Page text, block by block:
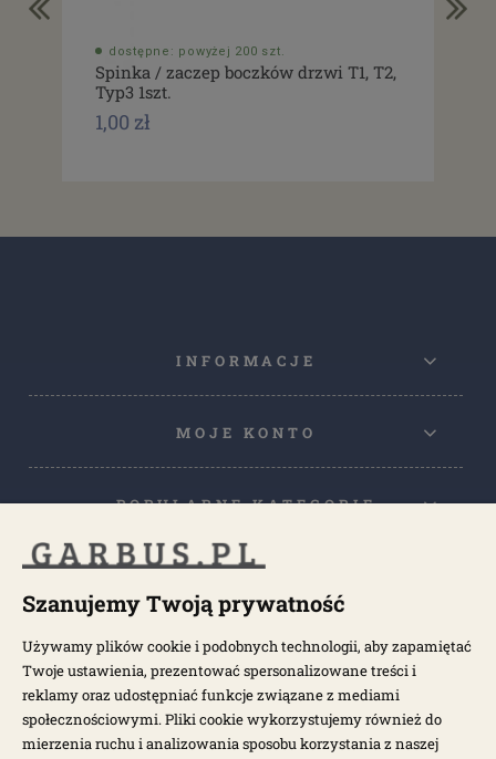
dostępne: powyżej 200 szt.
Spinka / zaczep boczków drzwi T1, T2,
Typ3 1szt.
1,00 zł
INFORMACJE
MOJE KONTO
POPULARNE KATEGORIE
NEWSLETTER
Otrzymuj najnowsze wiadomości i oferty bezpośrednio na swoją
pocztę.
Szanujemy Twoją prywatność
Używamy plików cookie i podobnych technologii, aby zapamiętać
Twoje ustawienia, prezentować spersonalizowane treści i
reklamy oraz udostępniać funkcje związane z mediami
społecznościowymi. Pliki cookie wykorzystujemy również do
mierzenia ruchu i analizowania sposobu korzystania z naszej